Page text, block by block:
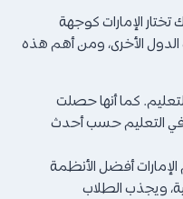
الإمارات كوجهة
الأخرى، ومن أهم هذه
كما أنها حصلت
في التعليم حسب أحدث
أفضل الأنظمة
ويجذب الطلاب